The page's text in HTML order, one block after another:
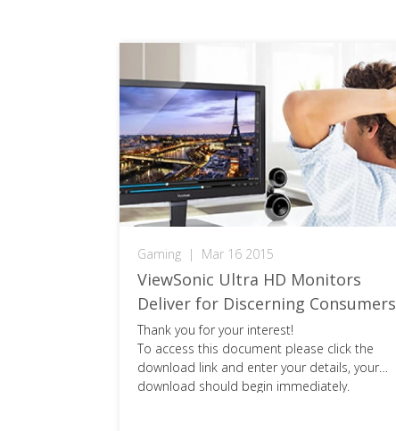
Gaming | Mar 16 2015
ViewSonic Ultra HD Monitors
Deliver for Discerning Consumers
Thank you for your interest!
To access this document please click the
download link and enter your details, your
download should begin immediately.